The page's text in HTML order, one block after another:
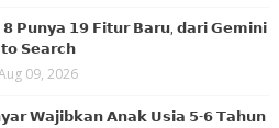
𝗣𝘂𝗻𝘆𝗮 𝟭𝟵 𝗙𝗶𝘁𝘂𝗿 𝗕𝗮𝗿𝘂, 𝗱𝗮𝗿𝗶 𝗚𝗲𝗺𝗶𝗻𝗶
𝘁𝗼 𝗦𝗲𝗮𝗿𝗰𝗵
09, 2026
𝗪𝗮𝗷𝗶𝗯𝗸𝗮𝗻 𝗔𝗻𝗮𝗸 𝗨𝘀𝗶𝗮 𝟱-𝟲 𝗧𝗮𝗵𝘂𝗻